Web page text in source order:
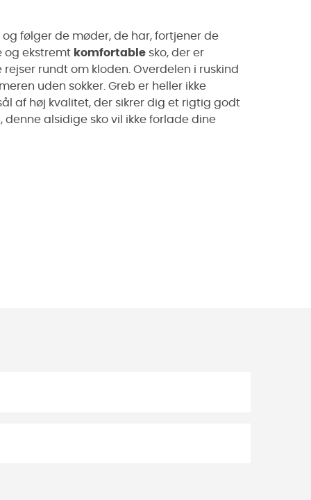
følger de møder, de har, fortjener de
og ekstremt komfortable sko, der er
rundt om kloden. Overdelen i ruskind
uden sokker. Greb er heller ikke
af høj kvalitet, der sikrer dig et rigtig godt
, denne alsidige sko vil ikke forlade dine